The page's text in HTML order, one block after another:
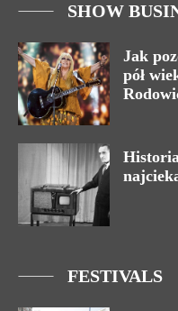
SHOW
Jak
pół
FESTIVALS